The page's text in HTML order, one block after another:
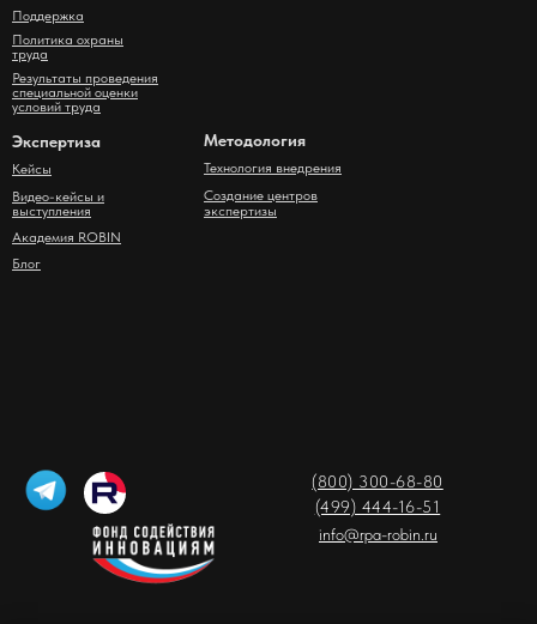
(800) 300-68-80
(499) 444-16-51
info@rpa-robin.ru
Экспертиза
Кейсы
Видео-кейсы и
выступления
Блог
Академия ROBIN
Методология
Создание центров
экспертизы
Технология внедрения
Поддержка
Политика охраны
труда
Результаты проведения
специальной оценки
условий труда